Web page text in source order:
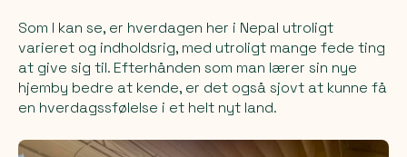
Som I kan se, er hverdagen her i Nepal utroligt
varieret og indholdsrig, med utroligt mange fede ting
at give sig til. Efterhånden som man lærer sin nye
hjemby bedre at kende, er det også sjovt at kunne få
en hverdagssfølelse i et helt nyt land.